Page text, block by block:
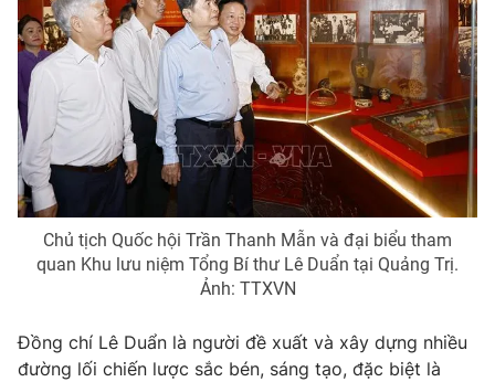
Cơ quan chủ quản:Đài Truyền hình Việt Nam
Cơ quan báo chí:Thời báo VTV
Giấy phép hoạt động báo in và báo điện tử số 483/GP-BTTTT
cấp ngày 29/12/2023
Tổng Biên tập:Vũ Thanh Thủy
Phó Tổng Biên tập:
Nguyễn Thị Mỹ Hạnh, Phạm Quốc Thắng,
Nguyễn Trọng Ninh
Tổng đài VTV:024.38 355 931 - 024.38 355 932
024.66 897 897
Liên hệ quảng cáo:024-7300.7108
Chủ tịch Quốc hội Trần Thanh Mẫn và đại biểu tham
quan Khu lưu niệm Tổng Bí thư Lê Duẩn tại Quảng Trị.
Ảnh: TTXVN
Đồng chí Lê Duẩn là người đề xuất và xây dựng nhiều
đường lối chiến lược sắc bén, sáng tạo, đặc biệt là